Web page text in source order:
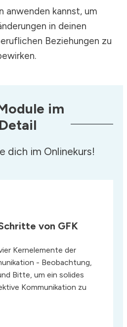
anwenden kannst, um
in deinen
Beziehungen zu
im
Detail
dich im Onlinekurs!
von GFK
Kernelemente der
- Beobachtung,
Bitte, um ein solides
Kommunikation zu